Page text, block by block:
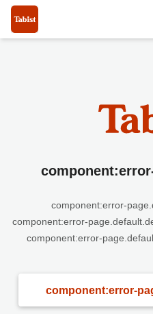
component:error-
component:error-
component:error-
component:error-